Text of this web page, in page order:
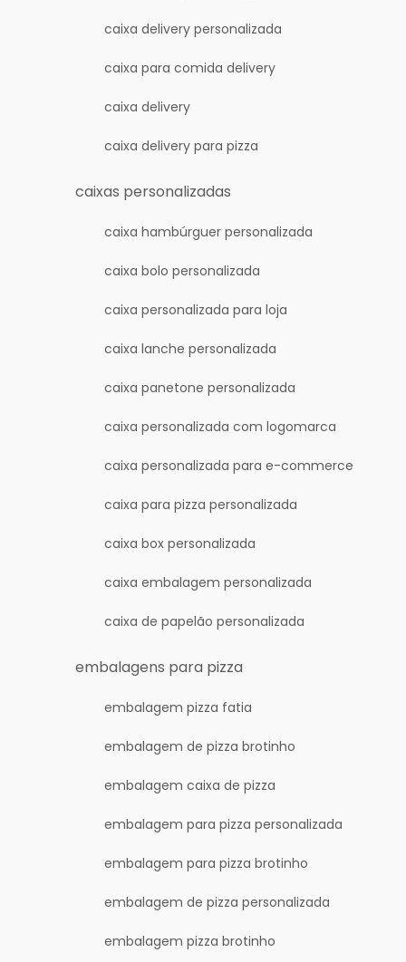
caixa delivery personalizada
caixa para comida delivery
caixa delivery
caixa delivery para pizza
caixas personalizadas
caixa hambúrguer personalizada
caixa bolo personalizada
caixa personalizada para loja
caixa lanche personalizada
caixa panetone personalizada
caixa personalizada com logomarca
caixa personalizada para e-commerce
caixa para pizza personalizada
caixa box personalizada
caixa embalagem personalizada
caixa de papelão personalizada
embalagens para pizza
embalagem pizza fatia
embalagem de pizza brotinho
embalagem caixa de pizza
embalagem para pizza personalizada
embalagem para pizza brotinho
embalagem de pizza personalizada
embalagem pizza brotinho